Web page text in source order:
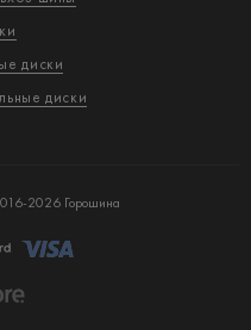
диски
диски
2026 Горошина